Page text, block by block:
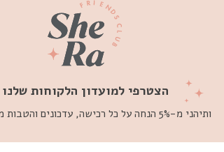
הצטרפי למועדון הלקוחות שלנו
ותיהני מ-5% הנחה על כל רכישה, עדכונים והטבות מרגשות ♡